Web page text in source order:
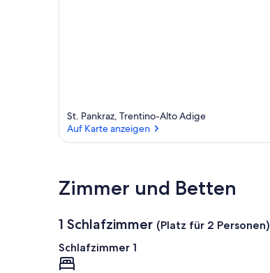
St. Pankraz, Trentino-Alto Adige
Auf Karte anzeigen
Zimmer und Betten
1 Schlafzimmer (Platz für 2 Personen)
Schlafzimmer 1